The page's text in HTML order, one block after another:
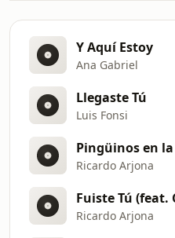
Y Aquí Estoy
Ana Gabriel
Llegaste Tú
Luis Fonsi
Pingüinos en la
Ricardo Arjona
Fuiste Tú (feat.
Ricardo Arjona